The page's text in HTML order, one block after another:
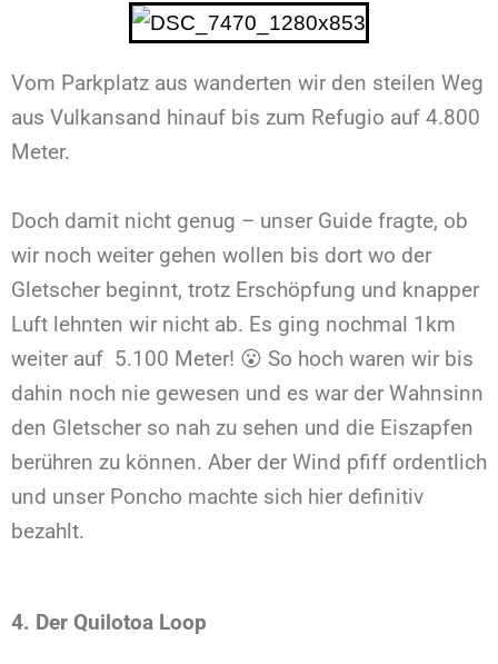
Vom Parkplatz aus wanderten wir den steilen Weg
aus Vulkansand hinauf bis zum Refugio auf 4.800
Meter.
Doch damit nicht genug – unser Guide fragte, ob
wir noch weiter gehen wollen bis dort wo der
Gletscher beginnt, trotz Erschöpfung und knapper
Luft lehnten wir nicht ab. Es ging nochmal 1km
weiter auf 5.100 Meter! 😮 So hoch waren wir bis
dahin noch nie gewesen und es war der Wahnsinn
den Gletscher so nah zu sehen und die Eiszapfen
berühren zu können. Aber der Wind pfiff ordentlich
und unser Poncho machte sich hier definitiv
bezahlt.
4. Der Quilotoa Loop